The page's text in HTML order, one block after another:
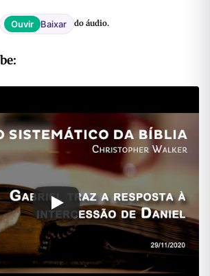
Ouvir Baixar do áudio.